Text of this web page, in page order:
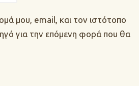
μου, email, και τον ιστότοπο
για την επόμενη φορά που θα